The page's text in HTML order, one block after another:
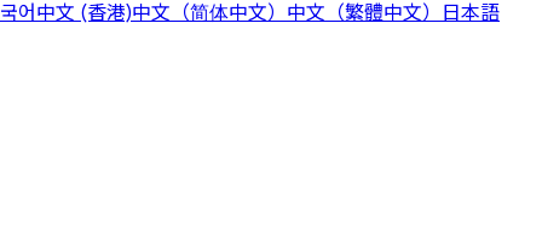
국어 中文 (香港)中文（简体中文） 中文（繁體中文） 日本語